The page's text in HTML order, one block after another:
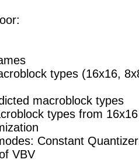
types (16x16,
macroblock types
types from
Constant
VBV